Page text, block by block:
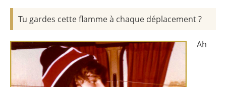
Tu gardes cette flamme à chaque déplacement ?
Ah